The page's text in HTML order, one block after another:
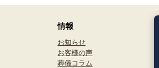
情報
お知らせ
お客様の声
葬儀コラム